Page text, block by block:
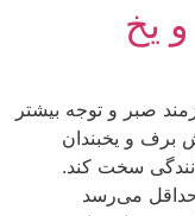
یخ
‬می‌تواند‭ ‬باعث‭ ‬کاهش‭ ‬دید‭ ‬شده‭ ‬و‭ ‬شرایط‭ ‬رانندگی‭ ‬سخت‭ ‬کند‭.